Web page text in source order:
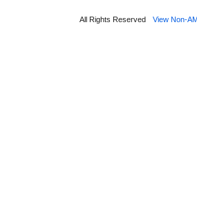
All Rights Reserved View Non-